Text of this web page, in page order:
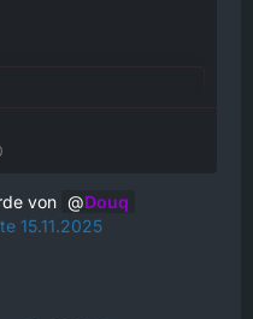
werden, da Sie
diesen Inhalt zu
von
Douq
15.11.2025